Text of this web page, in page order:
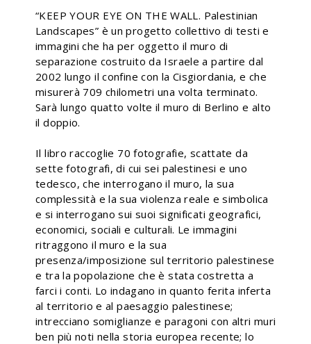
“KEEP YOUR EYE ON THE WALL. Palestinian
Landscapes” è un progetto collettivo di testi e
immagini che ha per oggetto il muro di
separazione costruito da Israele a partire dal
2002 lungo il confine con la Cisgiordania, e che
misurerà 709 chilometri una volta terminato.
Sarà lungo quatto volte il muro di Berlino e alto
il doppio.
Il libro raccoglie 70 fotografie, scattate da
sette fotografi, di cui sei palestinesi e uno
tedesco, che interrogano il muro, la sua
complessità e la sua violenza reale e simbolica
e si interrogano sui suoi significati geografici,
economici, sociali e culturali. Le immagini
ritraggono il muro e la sua
presenza/imposizione sul territorio palestinese
e tra la popolazione che è stata costretta a
farci i conti. Lo indagano in quanto ferita inferta
al territorio e al paesaggio palestinese;
intrecciano somiglianze e paragoni con altri muri
ben più noti nella storia europea recente; lo